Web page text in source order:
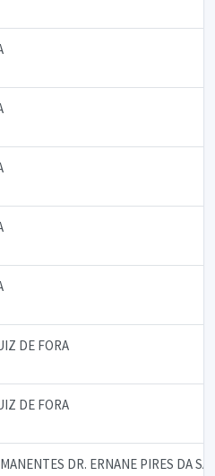
DE FORA
DE FORA
DR. ERNANE PIRES DA